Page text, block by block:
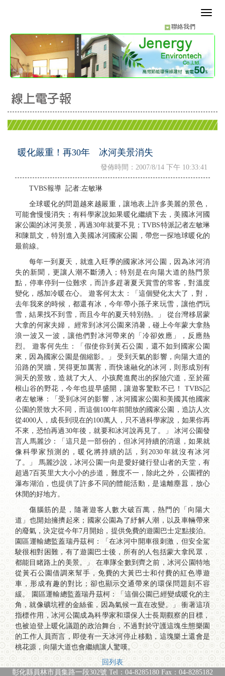
聯絡我們
暖化嚴重！再30年 冰河美景消失
發佈時間：2007/8/14 下午 10:33:41
TVBS報導 記者:左敏琳
全球暖化的問題越來越嚴重，讓地表上許多美麗的景色，
可能會慢慢消失；有科學家說如果暖化繼續下去，美國冰河國
家公園的冰河美景，再過30年就要不見；TVBS特派記者左敏琳
和陳凱文，特別進入美國冰河國家公園，帶您一探地球暖化的
最前線。
每年一到夏天，就進入旺季的國家冰河公園，因為冰河消
失的新聞，更讓人潮不斷湧入；特別是在向陽大道的熱門景
點，停車停到一位難求，而許多趕著夏天賞雪的常客，對溫度
變化，感加冷暖在心。 遊客何太太：「這個變化太大了，對，
去年我來的時候，都還有冰，今年帶小孫子來玩雪，讓他們玩
雪，結果找不到雪，而且今年的夏天特別熱。」 從台灣移居蒙
大拿的何家夫婦， 經常到冰河公園來消暑，碰上今年蒙大拿熱
浪一波又一波，讓他們對冰河帶來的「冷卻效應」，反應熱
烈。 遊客何先生：「假使你到黃石公園，還不如到國家公園
來，因為國家公園是個縮影。」 受到天氣的影響，向陽大道的
沿路的哭牆，哭得更加厲害，而快速融化的冰河，則形成別有
洞天的景致，造就了大人、小孩爬進爬出的探險穴道，至於羅
根山谷的野花，今年也提早盛開，讓遊客驚歎不已！ TVBS記
者左敏琳：「受到冰河的影響，冰河國家公園和美國其他國家
公園的景致大不同，而這個100年前開放的國家公園，造訪人次
從4000人，成長到現在的100萬人，只不過科學家說，如果你再
不來，恐怕再過30年後，就要和冰河說再見了。」 冰河公園發
言人馬麗沙：「這只是一部份的，但冰河持續的消退，如果就
像科學家預測的，暖化將持續的話，到2030年就沒有冰河
了。」 馬麗沙說，冰河公園一向是愛好健行登山者的天堂，有
超過7百英里大大小小的步道，難度不一，除此之外，公園裡的
瀑布湖泊，也提供了許多不同的體能活動，是遠離塵囂，放心
休閒的好地方。
傷腦筋的是，隨著遊客人數大破百萬，熱門的「向陽大
道」也開始擁擠起來；國家公園為了紓解人潮，以及車輛帶來
的廢氣，決定從今年7月開始，提供免費的遊園巴士定點接泊。
園區運輸總監蓋瑞丹茲柯：「在冰河中開車很刺激，但安全駕
駛很相對困難，有了遊園巴士後，所有的人包括蒙大拿民眾，
都能目睹路上的美景。」 在車隊全數到齊之前，冰河公園特地
從黃石公園借調來幫手，免費的大黃巴士和付費的紅色導遊
車，形成有趣的對比；卻也顯示交通帶來的環保問題刻不容
緩。 園區運輸總監蓋瑞丹茲柯：「這個公園已經變成暖化的主
角，就像礦坑裡的金絲雀，因為氣候一直在改變。」 衝著這項
指標作用，冰河公園成為科學家和環保人士長期觀察的目標，
也被迫登上暖化議題的政治舞台，不過對於守護這塊生態樂園
的工作人員而言，即使有一天冰河停止移動，這塊樂土還會是
桃花源，向陽大道也會繼續讓人驚嘆。
回列表
彰化縣員林市員集路一段302號 Tel：04-8285180 Fax：04-8285182